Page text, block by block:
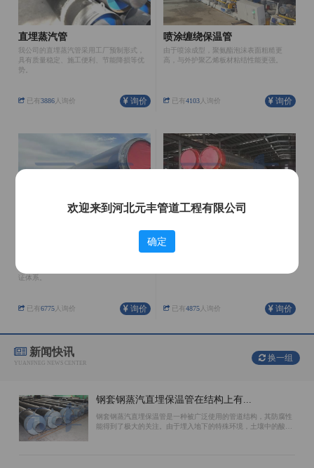
直埋蒸汽管
我公司的直埋蒸汽管采用工厂预制形式，
具有质量稳定、施工便利、节能降损等优
势。
已有3886人询价 询价
喷涂缠绕保温管
由于喷涂成型，聚氨酯泡沫表面粗糙更
高，与外护聚乙烯板材粘结性能更强。
已有4103人询价 询价
证体系。
已有6775人询价 询价
架空保温管
已有4875人询价 询价
新闻快讯
YUANFNEG NEWS CENTER
换一组
钢套钢蒸汽直埋保温管在结构上有...
钢套钢蒸汽直埋保温管是一种被广泛使用的管道结构，其防腐性
能得到了极大的关注。由于埋入地下的特殊环境，土壤中的酸碱
欢迎来到河北元丰管道工程有限公司
确定